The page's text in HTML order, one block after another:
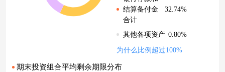
结算备付金
合计
32.74%
其他各项资产 0.80%
为什么比例超过100%
期末投资组合平均剩余期限分布